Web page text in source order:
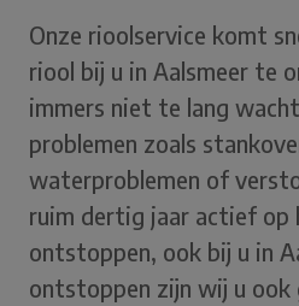
Onze rioolservice komt
riool bij u in Aalsmeer te
immers niet te lang
problemen zoals
waterproblemen of
ruim dertig jaar actief op
ontstoppen, ook bij u in
ontstoppen zijn wij u ook